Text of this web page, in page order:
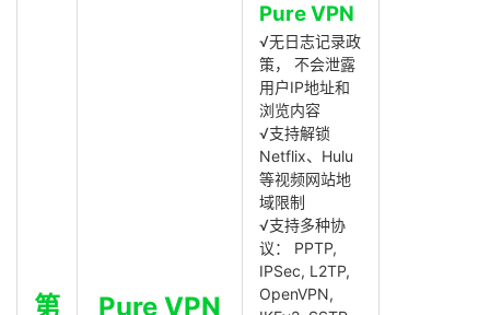
第
Pure VPN
Pure VPN
√无日志记录政
策， 不会泄露
用户IP地址和
浏览内容
√支持解锁
Netflix、Hulu
等视频网站地
域限制
√支持多种协
议： PPTP,
IPSec, L2TP,
OpenVPN,